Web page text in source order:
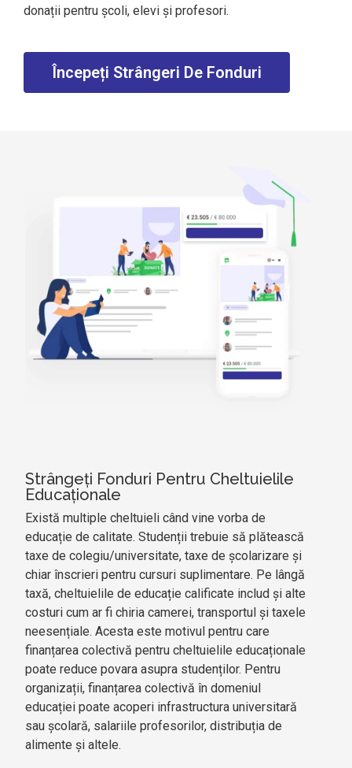
donații pentru școli, elevi și profesori.
Începeți Strângeri De Fonduri
Strângeți Fonduri Pentru Cheltuielile
Educaționale
Există multiple cheltuieli când vine vorba de
educație de calitate. Studenții trebuie să plătească
taxe de colegiu/universitate, taxe de școlarizare și
chiar înscrieri pentru cursuri suplimentare. Pe lângă
taxă, cheltuielile de educație calificate includ și alte
costuri cum ar fi chiria camerei, transportul și taxele
neesențiale. Acesta este motivul pentru care
finanțarea colectivă pentru cheltuielile educaționale
poate reduce povara asupra studenților. Pentru
organizații, finanțarea colectivă în domeniul
educației poate acoperi infrastructura universitară
sau școlară, salariile profesorilor, distribuția de
alimente și altele.